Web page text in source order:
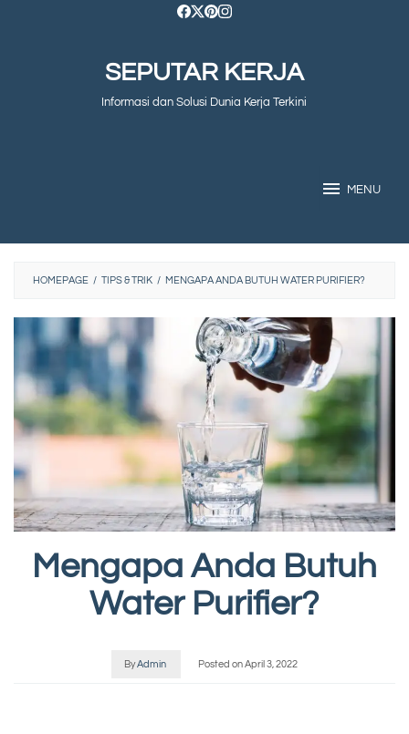
SEPUTAR KERJA
Informasi dan Solusi Dunia Kerja Terkini
MENU
HOMEPAGE / TIPS & TRIK / MENGAPA ANDA BUTUH WATER PURIFIER?
Mengapa Anda Butuh
Water Purifier?
ByAdmin Posted onApril 3, 2022